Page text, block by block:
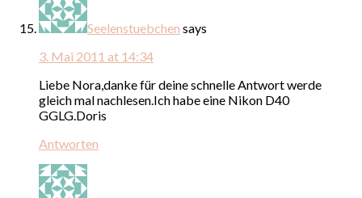
Seelenstuebchen says
3. Mai 2011 at 14:34
Liebe Nora,danke für deine schnelle Antwort werde
gleich mal nachlesen.Ich habe eine Nikon D40
GGLG.Doris
Antworten